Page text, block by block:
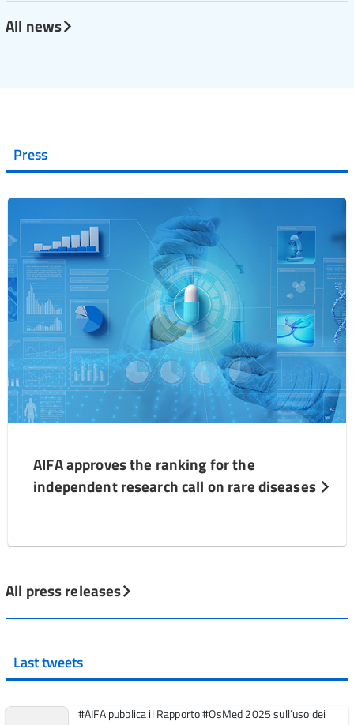
All news
Press
AIFA approves the ranking for the
independent research call on rare diseases
All press releases
Last tweets
#AIFA pubblica il Rapporto #OsMed 2025 sull’uso dei